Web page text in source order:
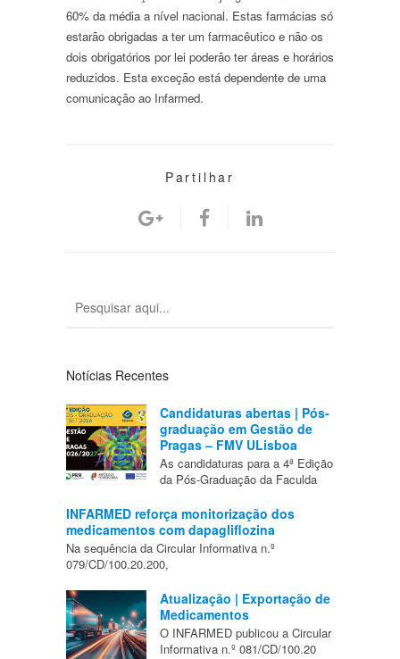
60% da média a nível nacional. Estas farmácias só
estarão obrigadas a ter um farmacêutico e não os
dois obrigatórios por lei poderão ter áreas e horários
reduzidos. Esta exceção está dependente de uma
comunicação ao Infarmed.
Partilhar
Notícias Recentes
Candidaturas abertas | Pós-
graduação em Gestão de
Pragas – FMV ULisboa
As candidaturas para a 4ª Edição
da Pós-Graduação da Faculda
INFARMED reforça monitorização dos
medicamentos com dapagliflozina
Na sequência da Circular Informativa n.º
079/CD/100.20.200,
Atualização | Exportação de
Medicamentos
O INFARMED publicou a Circular
Informativa n.º 081/CD/100.20